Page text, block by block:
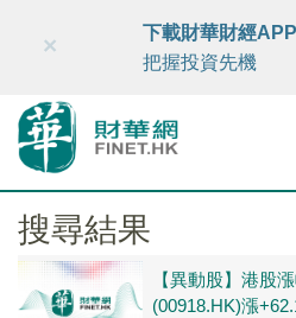
財華智庫網 FINTV
×
下載財華財經APP
把握投資先機
搜尋結果
【異動股】港股
(00918.HK)漲